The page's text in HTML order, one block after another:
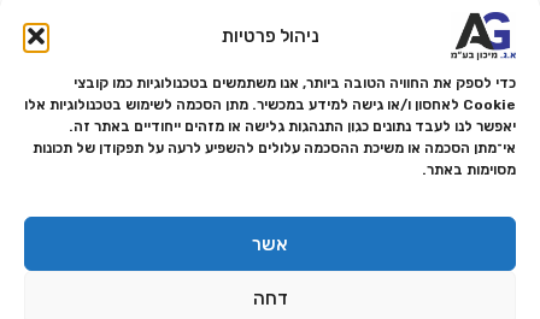
ניהול פרטיות
כדי לספק את החוויה הטובה ביותר, אנו משתמשים בטכנולוגיות כמו קובצי
Cookie לאחסון ו/או גישה למידע במכשיר. מתן הסכמה לשימוש בטכנולוגיות אלו
יאפשר לנו לעבד נתונים כגון התנהגות גלישה או מזהים ייחודיים באתר זה.
אי־מתן הסכמה או משיכת ההסכמה עלולים להשפיע לרעה על תפקודן של תכונות
מסוימות באתר.
אשר
דחה
משלוחים ואיסוף עצמי
מדריכים ומאמרים
מותגים
מעבדת תיקונים
הצהרת נגישות
מדיניות פרטיות
מדיניות החזרות והחזרים
פתרונות למגזר הרפואי